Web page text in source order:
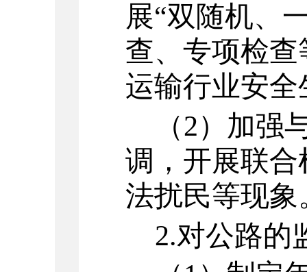
展“双随机、
查、专项检
运输行业安
（2） 加强
调，开展联
法扰民等现象
2.对公路的